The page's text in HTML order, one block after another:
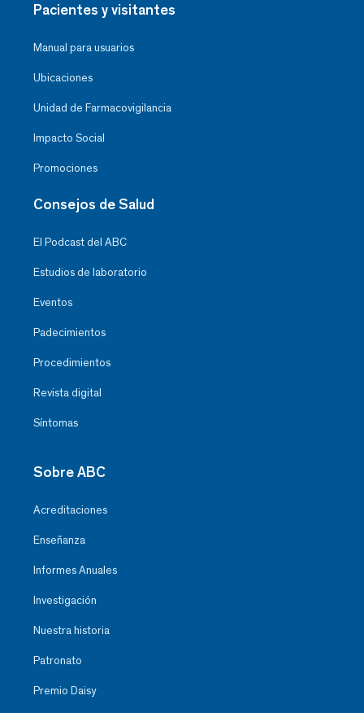
Pacientes y visitantes
Manual para usuarios
Ubicaciones
Unidad de Farmacovigilancia
Impacto Social
Promociones
Consejos de Salud
El Podcast del ABC
Estudios de laboratorio
Eventos
Padecimientos
Procedimientos
Revista digital
Síntomas
Sobre ABC
Acreditaciones
Enseñanza
Informes Anuales
Investigación
Nuestra historia
Patronato
Premio Daisy